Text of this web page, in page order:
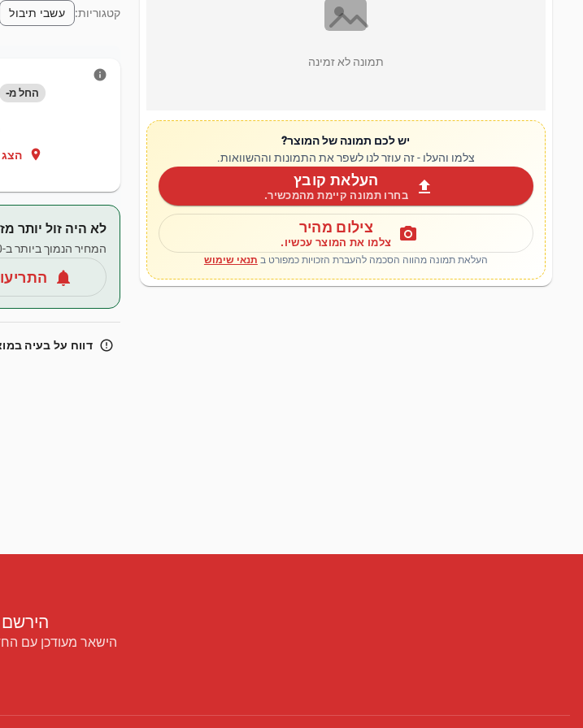
תמונה לא זמינה
יש לכם תמונה של המוצר?
צלמו והעלו - זה עוזר לנו לשפר את התמונות וההשוואות.
upload העלאת קובץ
בחרו תמונה קיימת מהמכשיר.
photo_camera צילום מהיר
צלמו את המוצר עכשיו.
העלאת תמונה מהווה הסכמה להעברת הזכויות כמפורט ב תנאי שימוש
קטגוריות: עשבי תיבול
החל מ-
location_on
info
לא היה זול יותר
המחיר הנמוך ביותר ב-30 הימים האחרונים היה ‏9.90 ‏₪.
notifications
error_outline דווח על בעיה
הירשם
הישאר מעודכן עם